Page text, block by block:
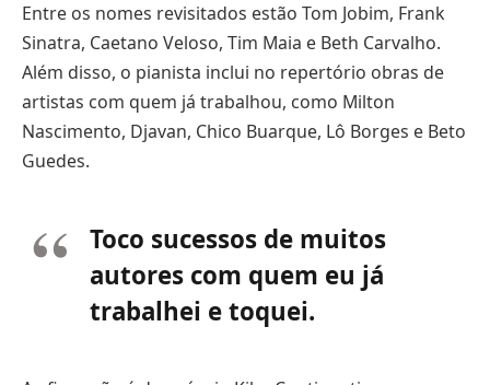
Entre os nomes revisitados estão Tom Jobim, Frank
Sinatra, Caetano Veloso, Tim Maia e Beth Carvalho.
Além disso, o pianista inclui no repertório obras de
artistas com quem já trabalhou, como Milton
Nascimento, Djavan, Chico Buarque, Lô Borges e Beto
Guedes.
Toco sucessos de muitos
autores com quem eu já
trabalhei e toquei.